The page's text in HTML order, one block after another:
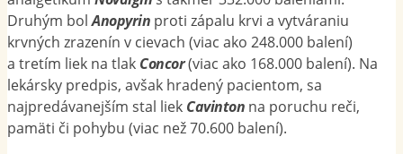
Druhým bolAnopyrin proti zápalu krvi a vytváraniu
krvných zrazenín v cievach (viac ako 248.000 balení)
a tretím liek na tlak Concor(viac ako 168.000 balení). Na
lekársky predpis, avšak hradený pacientom, sa
najpredávanejším stal liek Cavinton na poruchu reči,
pamäti či pohybu (viac než 70.600 balení).